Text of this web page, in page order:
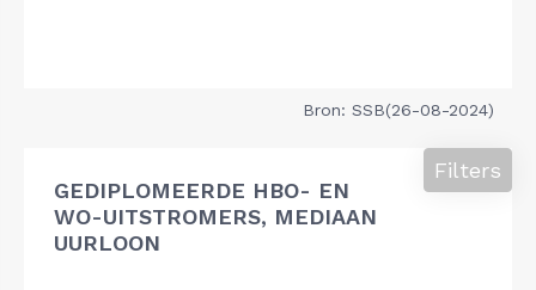
Bron: SSB(26-08-2024)
GEDIPLOMEERDE HBO- EN
WO-UITSTROMERS, MEDIAAN
UURLOON
Filters